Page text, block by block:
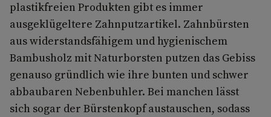
plastikfreien Produkten gibt es immer
ausgeklügeltere Zahnputzartikel. Zahnbürsten
aus widerstandsfähigem und hygienischem
Bambusholz mit Naturborsten putzen das Gebiss
genauso gründlich wie ihre bunten und schwer
abbaubaren Nebenbuhler. Bei manchen lässt
sich sogar der Bürstenkopf austauschen, sodass